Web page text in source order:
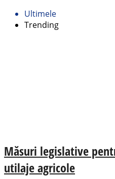
Ultimele
Trending
Măsuri legislative
utilaje agricole